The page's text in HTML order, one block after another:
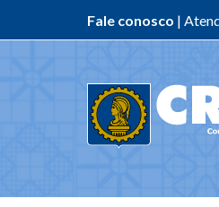
Fale conosco |